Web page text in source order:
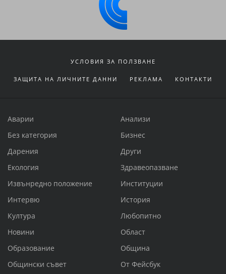
УСЛОВИЯ ЗА ПОЛЗВАНЕ
ЗАЩИТА НА ЛИЧНИТЕ ДАННИ РЕКЛАМА КОНТАКТИ
Аварии
Анализи
Без категория
Бизнес
Дарения
Други
Екология
Здравеопазване
Извънредно положение
Институции
Интервю
История
Култура
Любопитно
Новини
Област
Образование
Община
Общински съвет
От Фейсбук